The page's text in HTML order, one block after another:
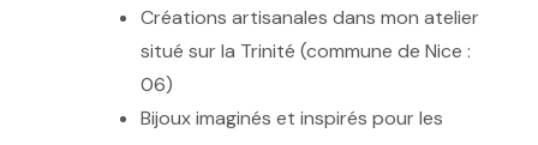
Créations artisanales dans mon atelier
situé sur la Trinité (commune de Nice :
06)
Bijoux imaginés et inspirés pour les